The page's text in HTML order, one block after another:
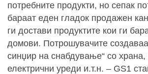
потребните продукти, но сепак
бараат еден гладок продажен
ги достави продуктите кои ги
домови. Потрошувачите
синџир на снабдување“ со храна,
електрични уреди и.т.н. – GS1